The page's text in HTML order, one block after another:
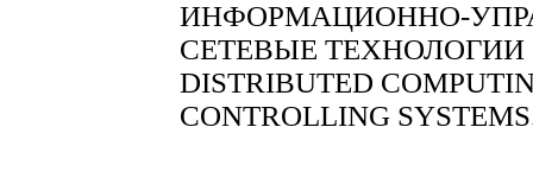
ИНФОРМАЦИОННО-
СЕТЕВЫЕ ТЕХНОЛОГИИ
DISTRIBUTED
CONTROLLING